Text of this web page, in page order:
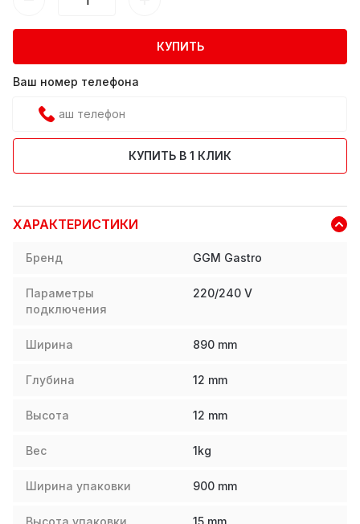
КУПИТЬ
Ваш номер телефона
КУПИТЬ В 1 КЛИК
ХАРАКТЕРИСТИКИ
Бренд GGM Gastro
Параметры
подключения
220/240 V
Ширина 890 mm
Глубина 12 mm
Высота 12 mm
Вес 1kg
Ширина упаковки 900 mm